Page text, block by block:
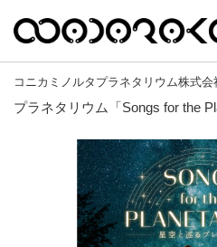
コニカミノルタプラネタリウム株式会
プラネタリウム「Songs for the